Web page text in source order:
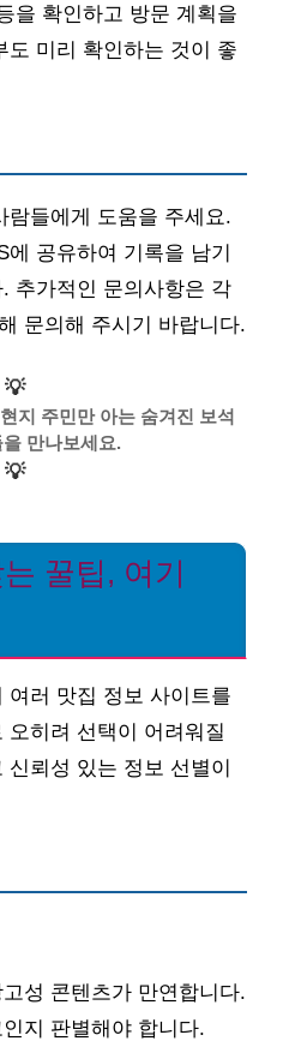
을 확인하고 방문 계획을
미리 확인하는 것이 좋
람들에게 도움을 주세요.
공유하여 기록을 남기
추가적인 문의사항은 각
문의해 주시기 바랍니다.
💡
지 주민만 아는 숨겨진 보석
만나보세요.
💡
꿀팁, 여기
여러 맛집 정보 사이트를
히려 선택이 어려워질
뢰성 있는 정보 선별이
성 콘텐츠가 만연합니다.
지 판별해야 합니다.